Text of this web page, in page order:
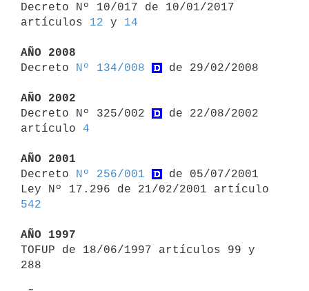
Decreto Nº 10/017 de 10/01/2017
artículos 12 y 14
AÑO 2008
Decreto
Nº 134/008 de 29/02/2008
AÑO 2002
Decreto Nº 325/002
de 22/08/2002
artículo 4
AÑO 2001
Decreto
Nº 256/001
de 05/07/2001
542
AÑO 1997
TOFUP de 18/06/1997 artículos 99 y
288